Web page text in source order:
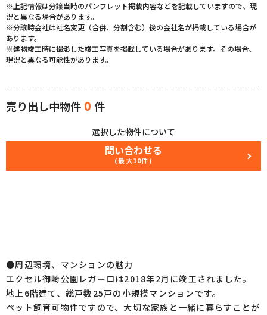
※上記情報は分譲当時のパンフレット掲載内容などを記載していますので、現
況と異なる場合があります。
※分譲時会社は社名変更（合併、分割含む）後の会社名が掲載している場合が
あります。
※建物竣工時に撮影した竣工写真を掲載している場合があります。その場合、
現況と異なる可能性があります。
売り出し中物件 0 件
選択した物件について
問い合わせる
(最大10件)
●周辺環境、マンションの魅力
エクセル御崎公園レガーロは2018年2月に竣工されました。
地上6階建て、総戸数25戸の小規模マンションです。
ペット飼育可物件ですので、大切な家族と一緒に暮らすことが